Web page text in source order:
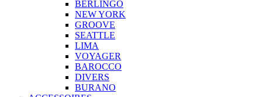
BERLINGO
NEW YORK
GROOVE
SEATTLE
LIMA
VOYAGER
BAROCCO
DIVERS
BURANO